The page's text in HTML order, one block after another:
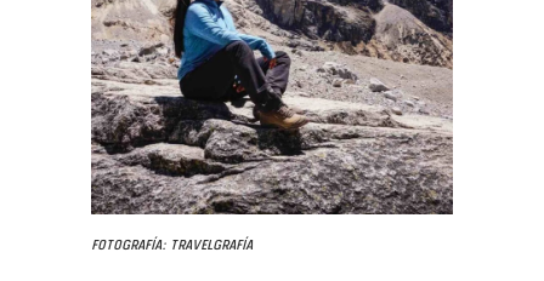
Fotografía: Travelgrafía